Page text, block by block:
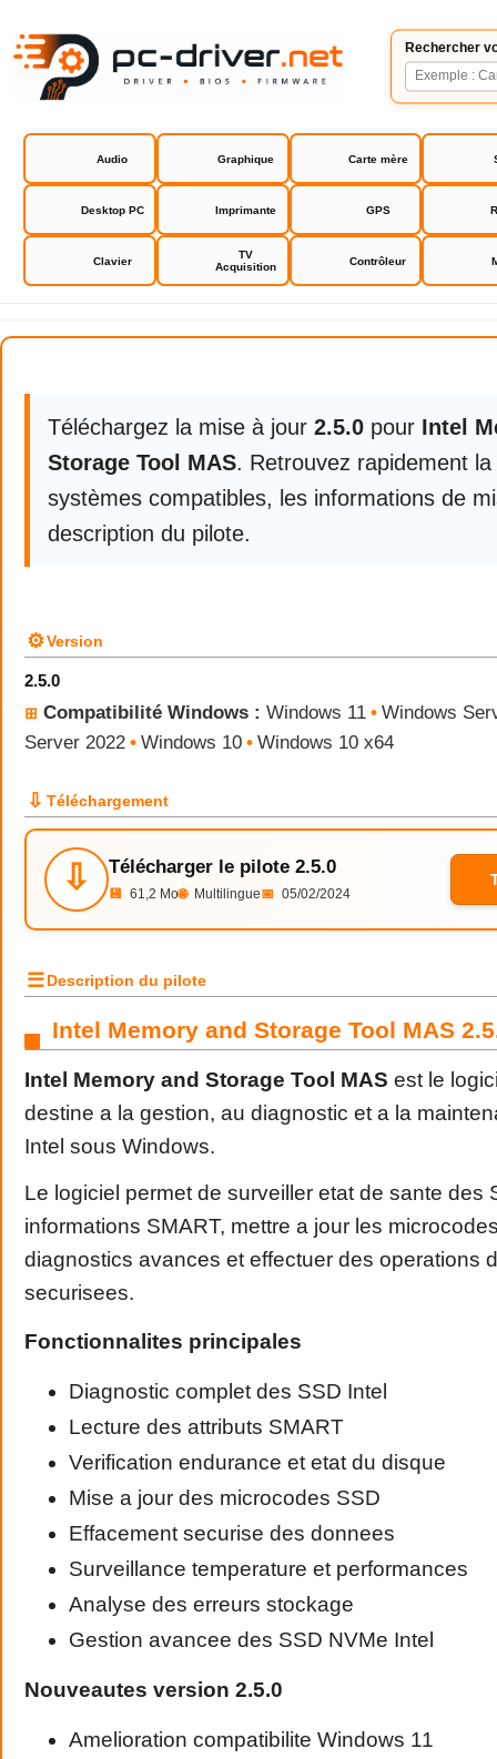
Rechercher
Audio Graphique Carte mère
Desktop PC Imprimante GPS
Clavier
TV
Acquisition
Contrôleur
Intel Memory and Storage Tool
Téléchargez la mise à jour 2.5.0 pour Intel
Storage Tool MAS. Retrouvez rapidement
systèmes compatibles, les informations de
description du pilote.
⚙Version
2.5.0
⊞ Compatibilité Windows : Windows 11 • Windows
Server 2022 • Windows 10 • Windows 10 x64
⇩ Téléchargement
⇩ Télécharger le pilote 2.5.0
💾 61,2 Mo🌐 Multilingue📅 05/02/2024
☰Description du pilote
Intel Memory and Storage Tool MAS
Intel Memory and Storage Tool MAS est le
destine a la gestion, au diagnostic et a la
Intel sous Windows.
Le logiciel permet de surveiller etat de sante des
informations SMART, mettre a jour les
diagnostics avances et effectuer des operations
securisees.
Fonctionnalites principales
Diagnostic complet des SSD Intel
Lecture des attributs SMART
Verification endurance et etat du disque
Mise a jour des microcodes SSD
Effacement securise des donnees
Surveillance temperature et performances
Analyse des erreurs stockage
Gestion avancee des SSD NVMe Intel
Nouveautes version 2.5.0
Amelioration compatibilite Windows 11